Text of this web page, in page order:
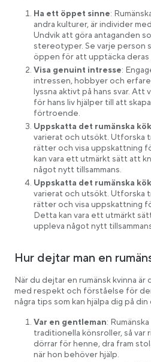
Ha ett öppet sinne:
andra kulturer, är individer
Undvik att göra antaganden
stereotyper. Se varje person
öppen för att upptäcka deras
Visa genuint intresse:
intressen, hobbyer och
lyssna aktivt på hans svar.
för hans liv hjälper till att
förtroende.
Uppskatta det rumänska
varierat och utsökt. Utforska
rätter och visa uppskattning
kan vara ett utmärkt sätt att
något nytt tillsammans.
Uppskatta det rumänska
varierat och utsökt. Utforska
rätter och visa uppskattning
Detta kan vara ett utmärkt
uppleva något nytt
Hur dejtar man en
När du dejtar en rumänsk kvinna
med respekt och förståelse för
några tips som kan hjälpa dig på
Var en gentleman:
traditionella könsroller, så var
dörrar för henne, dra fram
när hon behöver hjälp.